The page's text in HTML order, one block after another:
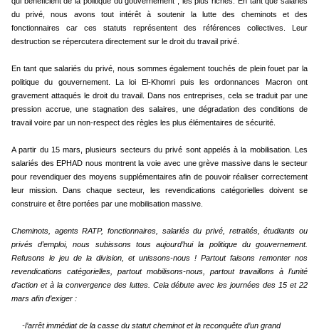
du privé, nous avons tout intérêt à soutenir la lutte des cheminots et des
fonctionnaires car ces statuts représentent des références collectives. Leur
destruction se répercutera directement sur le droit du travail privé.
En tant que salariés du privé, nous sommes également touchés de plein fouet par la
politique du gouvernement. La loi El-Khomri puis les ordonnances Macron ont
gravement attaqués le droit du travail. Dans nos entreprises, cela se traduit par une
pression accrue, une stagnation des salaires, une dégradation des conditions de
travail voire par un non-respect des règles les plus élémentaires de sécurité.
A partir du 15 mars, plusieurs secteurs du privé sont appelés à la mobilisation. Les
salariés des EPHAD nous montrent la voie avec une grève massive dans le secteur
pour revendiquer des moyens supplémentaires afin de pouvoir réaliser correctement
leur mission. Dans chaque secteur, les revendications catégorielles doivent se
construire et être portées par une mobilisation massive.
Cheminots, agents RATP, fonctionnaires, salariés du privé, retraités, étudiants ou
privés d’emploi, nous subissons tous aujourd’hui la politique du gouvernement.
Refusons le jeu de la division, et unissons-nous ! Partout faisons remonter nos
revendications catégorielles, partout mobilisons-nous, partout travaillons à l’unité
d’action et à la convergence des luttes. Cela débute avec les journées des 15 et 22
mars afin d’exiger :
-l’arrêt immédiat de la casse du statut cheminot et la reconquête d’un grand